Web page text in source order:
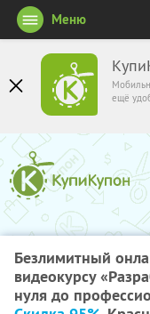
ещё
Меню
Безлимитный
видеокурсу
нуля до